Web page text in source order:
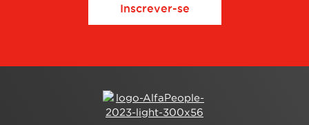
Inscrever-se